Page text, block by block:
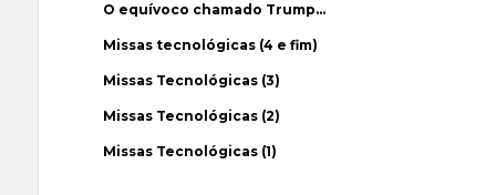
O equívoco chamado Trump…
Missas tecnológicas (4 e fim)
Missas Tecnológicas (3)
Missas Tecnológicas (2)
Missas Tecnológicas (1)